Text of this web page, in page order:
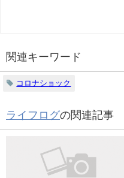
関連キーワード
コロナショック
ライフログの関連記事